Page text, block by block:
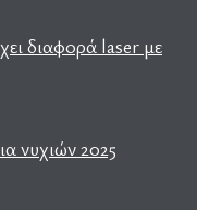
διαφορά laser με
νυχιών 2025